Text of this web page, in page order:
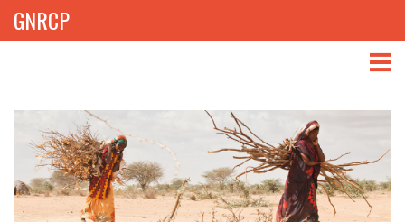
GNRCP
THEMES
LIBRARY